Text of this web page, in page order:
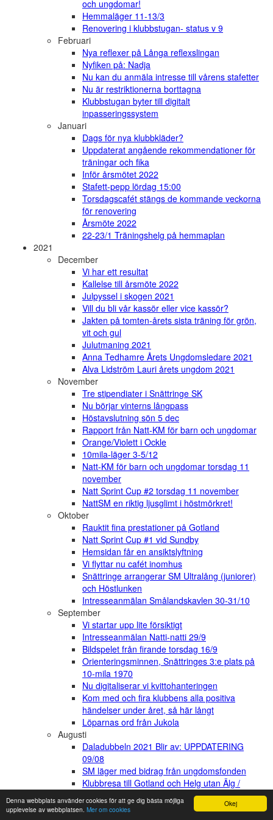
Okej
Denna webbplats använder cookies för att ge dig bästa möjliga
upplevelse av webbplatsen. Mer om cookies
och ungdomar!
Hemmaläger 11-13/3
Renovering i klubbstugan- status v 9
Februari
Nya reflexer på Långa reflexslingan
Nyfiken på: Nadja
Nu kan du anmäla intresse till vårens stafetter
Nu är restriktionerna borttagna
Klubbstugan byter till digitalt
inpasseringssystem
Januari
Dags för nya klubbkläder?
Uppdaterat angående rekommendationer för
träningar och fika
Inför årsmötet 2022
Stafett-pepp lördag 15:00
Torsdagscafét stängs de kommande veckorna
för renovering
Årsmöte 2022
22-23/1 Träningshelg på hemmaplan
2021
December
Vi har ett resultat
Kallelse till årsmöte 2022
Julpyssel i skogen 2021
Vill du bli vår kassör eller vice kassör?
Jakten på tomten-årets sista träning för grön,
vit och gul
Julutmaning 2021
Anna Tedhamre Årets Ungdomsledare 2021
Alva Lidström Lauri årets ungdom 2021
November
Tre stipendiater i Snättringe SK
Nu börjar vinterns långpass
Höstavslutning sön 5 dec
Rapport från Natt-KM för barn och ungdomar
Orange/Violett i Ockle
10mila-läger 3-5/12
Natt-KM för barn och ungdomar torsdag 11
november
Natt Sprint Cup #2 torsdag 11 november
NattSM en riktig ljusglimt i höstmörkret!
Oktober
Rauktit fina prestationer på Gotland
Natt Sprint Cup #1 vid Sundby
Hemsidan får en ansiktslyftning
Vi flyttar nu cafét inomhus
Snättringe arrangerar SM Ultralång (juniorer)
och Höstlunken
Intresseanmälan Smålandskavlen 30-31/10
September
Vi startar upp lite försiktigt
Intresseanmälan Natti-natti 29/9
Bildspelet från firande torsdag 16/9
Orienteringsminnen, Snättringes 3:e plats på
10-mila 1970
Nu digitaliserar vi kvittohanteringen
Kom med och fira klubbens alla positiva
händelser under året, så här långt
Löparnas ord från Jukola
Augusti
Daladubbeln 2021 Blir av: UPPDATERING
09/08
SM läger med bidrag från ungdomsfonden
Klubbresa till Gotland och Helg utan Älg /
DM stafett 12:e september